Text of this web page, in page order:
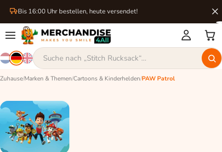
Bis 16:00 Uhr bestellen, heute versendet!
Zuhause/Marken & Themen/Cartoons & Kinderhelden/PAW Patrol